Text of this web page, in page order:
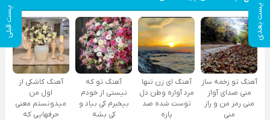
پست بعدی پست قبلی
آهنگ تو زخمه ساز
منی صدای آواز
منی رمز من و راز
منی
آهنگ ای زن تنها
مرد آواره وطن دل
توست شده صد
پاره
آهنگ تو که
نیستی از خودم
بیخبرم کی بیاد و
کی بشه
آهنگ کاشکی از
اول من
میدونستم معنی
حرفهایی که